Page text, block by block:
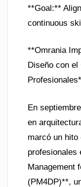
**Goal:**
continuous
**Omrania
Diseño con
En
en
marcó un
profesionales
Management
(PM4DP)**,